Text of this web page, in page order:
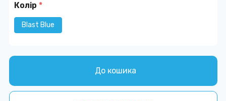
Колір *
Blast Blue
До кошика